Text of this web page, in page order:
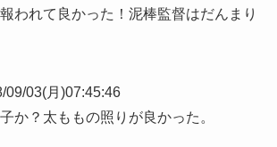
われて良かった！泥棒監督はだんまり
09/03(月)07:45:46
か？太ももの照りが良かった。